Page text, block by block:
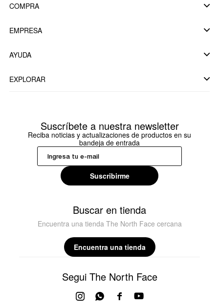
COMPRA
EMPRESA
AYUDA
EXPLORAR
Suscríbete a nuestra newsletter
Reciba noticias y actualizaciones de productos en su
bandeja de entrada
Suscribirme
Buscar en tienda
Encuentra una tienda The North Face cercana
Encuentra una tienda
Segui The North Face
 
 